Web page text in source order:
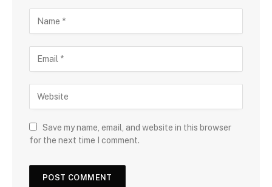
Save my name, email, and website in this browser
for the next time I comment.